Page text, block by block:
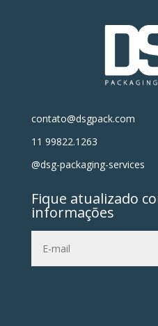
contato@dsgpack.com
11 99822.1263
@dsg-packaging-services
Fique atualizado
informações